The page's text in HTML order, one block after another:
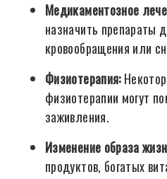
Медикаментозное
назначить препараты
кровообращения или
Физиотерапия:
физиотерапии могут
заживления.
Изменение образа
продуктов, богатых